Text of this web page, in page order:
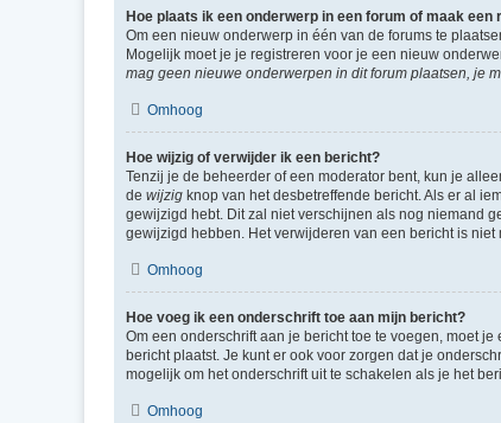
Hoe plaats ik een onderwerp in een forum of maak een
Om een nieuw onderwerp in één van de forums te
Mogelijk moet je je registreren voor je een nieuw
mag geen nieuwe onderwerpen in dit forum plaatsen, je
Omhoog
Hoe wijzig of verwijder ik een bericht?
Tenzij je de beheerder of een moderator bent, kun je
de wijzig knop van het desbetreffende bericht. Als er al
gewijzigd hebt. Dit zal niet verschijnen als nog niemand
gewijzigd hebben. Het verwijderen van een bericht is
Omhoog
Hoe voeg ik een onderschrift toe aan mijn bericht?
Om een onderschrift aan je bericht toe te voegen, moet
bericht plaatst. Je kunt er ook voor zorgen dat je
mogelijk om het onderschrift uit te schakelen als je het
Omhoog